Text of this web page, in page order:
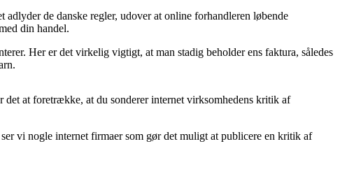
de danske regler, udover at online forhandleren løbende
din handel.
Her er det virkelig vigtigt, at man stadig beholder ens faktura, således
at foretrække, at du sonderer internet virksomhedens kritik af
vi nogle internet firmaer som gør det muligt at publicere en kritik af